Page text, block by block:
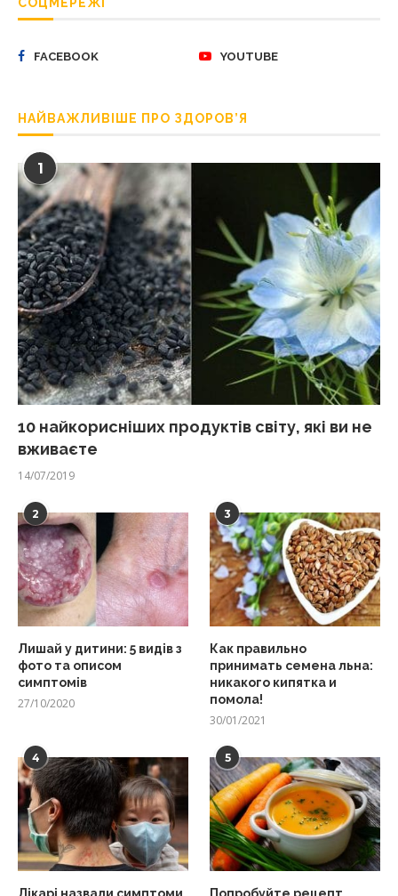
FACEBOOK YOUTUBE
НАЙВАЖЛИВІШЕ ПРО ЗДОРОВ’Я
1
10 найкорисніших продуктів світу, які ви не
вживаєте
14/07/2019
2
Лишай у дитини: 5 видів з
фото та описом
симптомів
27/10/2020
3
Как правильно
принимать семена льна:
никакого кипятка и
помола!
30/01/2021
4
Лікарі назвали симптоми
5
Попробуйте рецепт